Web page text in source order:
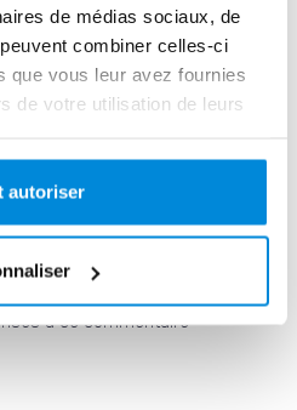
de médias sociaux, de
combiner celles-ci
que vous leur avez fournies
de votre utilisation de leurs
autoriser
à ce commentaire